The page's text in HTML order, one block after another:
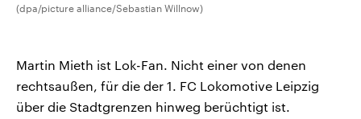
(dpa/picture alliance/Sebastian Willnow)
Martin Mieth ist Lok-Fan. Nicht einer von denen
rechtsaußen, für die der 1. FC Lokomotive Leipzig
über die Stadtgrenzen hinweg berüchtigt ist.